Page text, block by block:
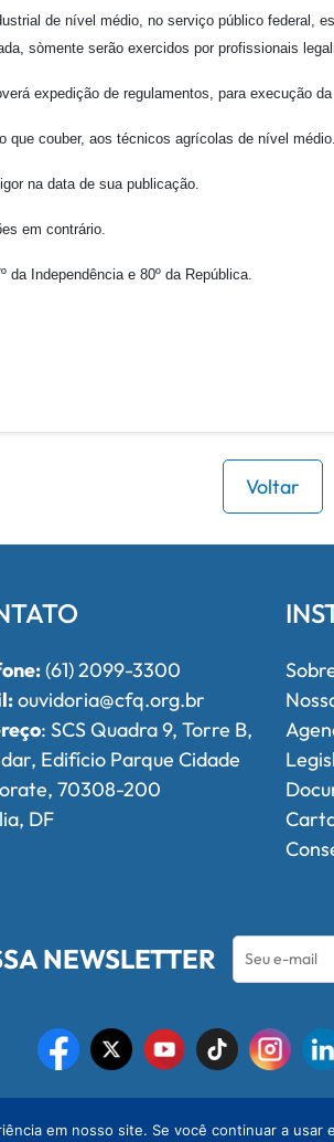
de nível médio, no serviço público federal,
sòmente serão exercidos por profissionais
expedição de regulamentos, para execução da
couber, aos técnicos agrícolas de nível médio.
na data de sua publicação.
em contrário.
Independência e 80º da República.
Voltar
(61) 2099-3300
ouvidoria@cfq.org.br
: SCS Quadra 9, Torre B,
Edifício Parque Cidade
70308-200
DF
NEWSLETTER
de Química
© 2026 - Conselho
em nosso site. Se você continuar a